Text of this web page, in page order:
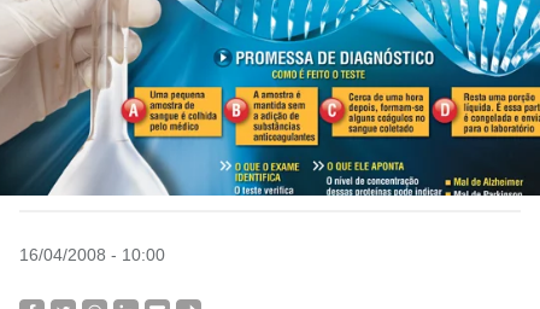
16/04/2008 - 10:00